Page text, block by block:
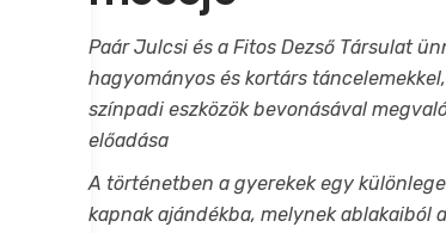
Paár Julcsi és a Fitos Dezső Társulat
hagyományos és kortárs
színpadi eszközök bevonásával
előadása
A történetben a gyerekek egy
kapnak ajándékba, melynek ablakaiból